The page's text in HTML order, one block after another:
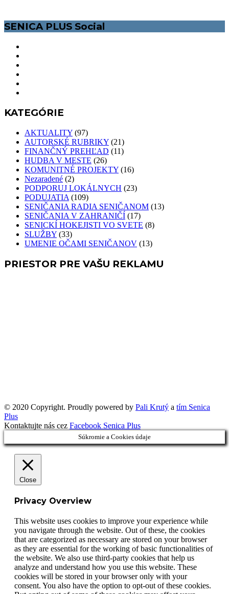
SENICA PLUS Social
KATEGÓRIE
AKTUALITY (97)
AUTORSKÉ RUBRIKY (21)
FINANČNÝ PREHĽAD (11)
HUDBA V MESTE (26)
KOMUNITNÉ PROJEKTY (16)
Nezaradené (2)
PODPORUJ LOKÁLNYCH (23)
PODUJATIA (109)
SENIČANIA RADIA SENIČANOM (13)
SENIČANIA V ZAHRANIČÍ (17)
SENICKÍ HOKEJISTI VO SVETE (8)
SLUŽBY (33)
UMENIE OČAMI SENIČANOV (13)
PRIESTOR PRE VAŠU REKLAMU
© 2020 Copyright. Proudly powered by Pali Krutý a tím Senica
Plus
Kontaktujte nás cez Facebook Senica Plus
Súkromie a Cookies údaje
Close
Privacy Overview
This website uses cookies to improve your experience while
you navigate through the website. Out of these, the cookies
that are categorized as necessary are stored on your browser
as they are essential for the working of basic functionalities of
the website. We also use third-party cookies that help us
analyze and understand how you use this website. These
cookies will be stored in your browser only with your
consent. You also have the option to opt-out of these cookies.